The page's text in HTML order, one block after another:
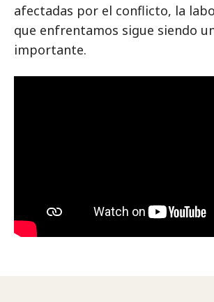
afectadas por el conflicto, la
que enfrentamos sigue siendo
importante.